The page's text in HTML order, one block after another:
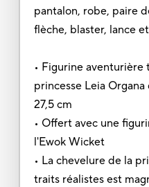
pantalon, robe, paire
flèche, blaster, lance
• Figurine aventurière
princesse Leia
27,5 cm
• Offert avec une
l'Ewok Wicket
• La chevelure de la
traits réalistes est